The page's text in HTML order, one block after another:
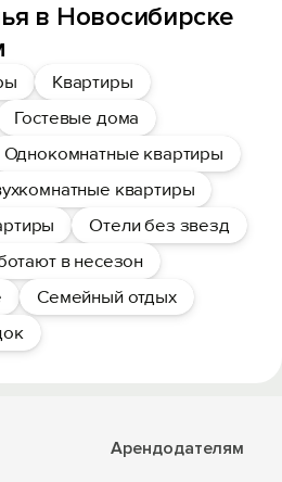
в Новосибирске
Квартиры
Гостевые дома
Однокомнатные квартиры
квартиры
Отели без звезд
в несезон
Семейный отдых
Арендодателям